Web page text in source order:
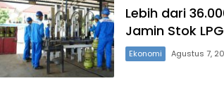
Lebih dari
Jamin Stok
Ekonomi Agustus 7,